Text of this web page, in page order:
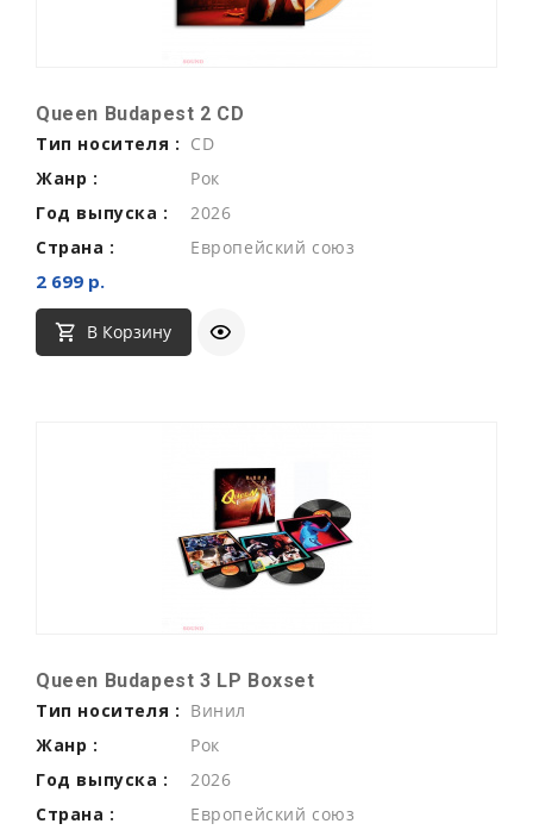
Queen Budapest 2 CD
Тип носителя : CD
Жанр :
Рок
Год выпуска :
2026
Страна :
Европейский союз
2 699 р.
В Корзину
Queen Budapest 3 LP Boxset
Тип носителя : Винил
Жанр :
Рок
Год выпуска :
2026
Страна :
Европейский союз